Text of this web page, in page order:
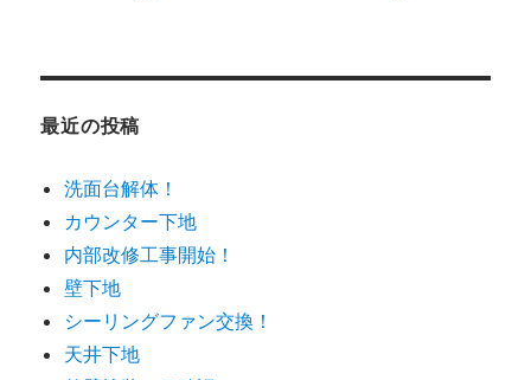
最近の投稿
洗面台解体！
カウンター下地
内部改修工事開始！
壁下地
シーリングファン交換！
天井下地